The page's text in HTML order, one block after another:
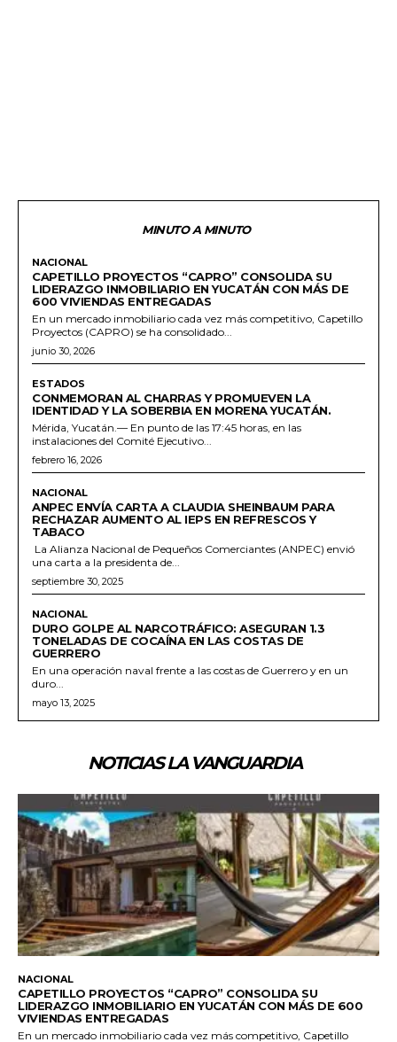
MINUTO A MINUTO
NACIONAL
CAPETILLO PROYECTOS “CAPRO” CONSOLIDA SU
LIDERAZGO INMOBILIARIO EN YUCATÁN CON MÁS DE
600 VIVIENDAS ENTREGADAS
En un mercado inmobiliario cada vez más competitivo, Capetillo
Proyectos (CAPRO) se ha consolidado...
junio 30, 2026
ESTADOS
CONMEMORAN AL CHARRAS Y PROMUEVEN LA
IDENTIDAD Y LA SOBERBIA EN MORENA YUCATÁN.
Mérida, Yucatán.— En punto de las 17:45 horas, en las
instalaciones del Comité Ejecutivo...
febrero 16, 2026
NACIONAL
ANPEC ENVÍA CARTA A CLAUDIA SHEINBAUM PARA
RECHAZAR AUMENTO AL IEPS EN REFRESCOS Y
TABACO
La Alianza Nacional de Pequeños Comerciantes (ANPEC) envió
una carta a la presidenta de...
septiembre 30, 2025
NACIONAL
DURO GOLPE AL NARCOTRÁFICO: ASEGURAN 1.3
TONELADAS DE COCAÍNA EN LAS COSTAS DE
GUERRERO
En una operación naval frente a las costas de Guerrero y en un
duro...
mayo 13, 2025
NOTICIAS LA VANGUARDIA
NACIONAL
CAPETILLO PROYECTOS “CAPRO” CONSOLIDA SU
LIDERAZGO INMOBILIARIO EN YUCATÁN CON MÁS DE 600
VIVIENDAS ENTREGADAS
En un mercado inmobiliario cada vez más competitivo, Capetillo